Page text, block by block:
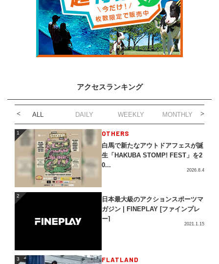
アクセスランキング
ALL DAILY WEEKLY MONTHLY
1 OTHERS
白馬で新たなアウトドアフェスが誕
生「HAKUBA STOMP! FEST」を2
0...
2026.8.4
2
日本最大級のアクションスポーツマ
ガジン | FINEPLAY [ファインプレ
ー]
2021.1.15
3 FLATLAND